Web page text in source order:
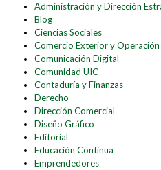
Administración y Dirección
Blog
Ciencias Sociales
Comercio Exterior y Operación
Comunicación Digital
Comunidad UIC
Contaduría y Finanzas
Derecho
Dirección Comercial
Diseño Gráfico
Editorial
Educación Continua
Emprendedores